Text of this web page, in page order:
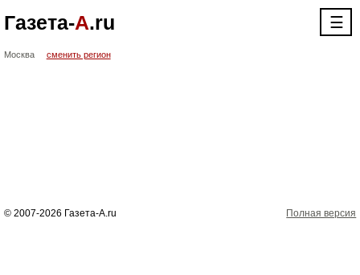
Газета-А.ru ☰
Москва сменить регион
© 2007-2026 Газета-А.ru Полная версия